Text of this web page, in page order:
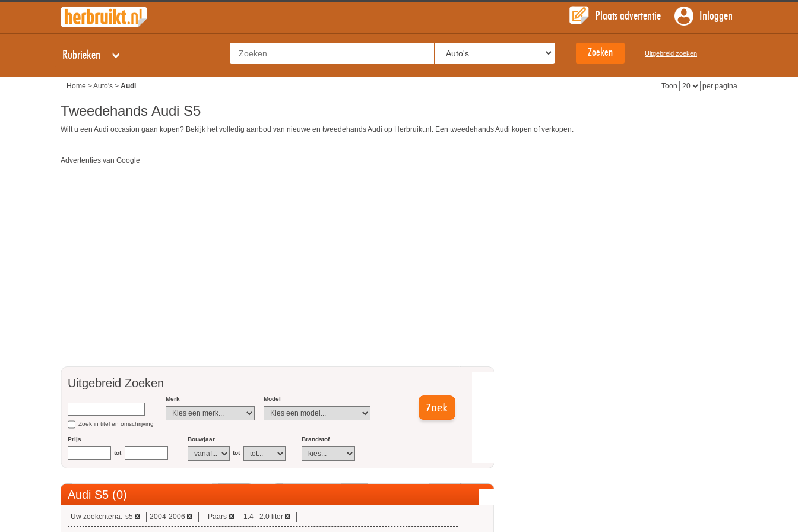
Plaats advertentie Inloggen
Rubrieken Uitgebreid zoeken
Home >Auto's > Audi Toon per pagina
Tweedehands Audi S5
Wilt u een Audi occasion gaan kopen? Bekijk het volledig aanbod van nieuwe en tweedehands Audi op Herbruikt.nl. Een tweedehands Audi kopen of verkopen.
Advertenties van Google
Uitgebreid Zoeken
Zoek in titel en omschrijving
Merk Model
Prijs
tot
Bouwjaar
tot
Brandstof
Audi S5 (0)
Uw zoekcriteria: s5 2004-2006 Paars 1.4 - 2.0 liter